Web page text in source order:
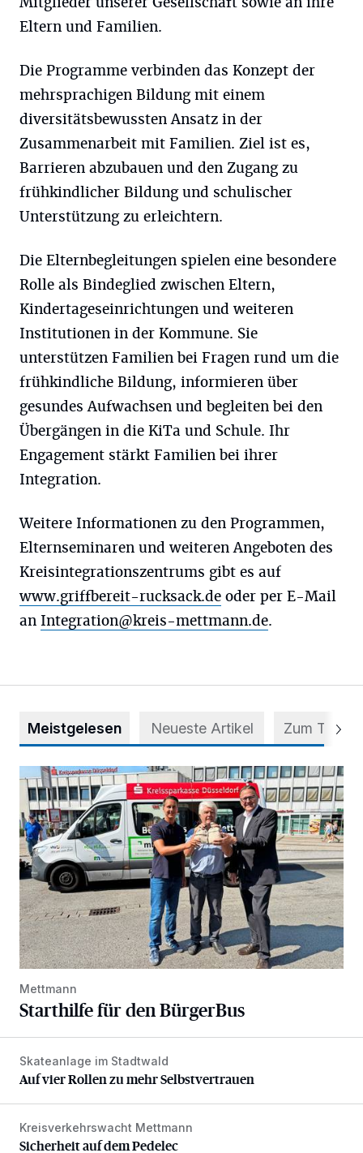
Eltern und Familien.
Die Programme verbinden das Konzept der
mehrsprachigen Bildung mit einem
diversitätsbewussten Ansatz in der
Zusammenarbeit mit Familien. Ziel ist es,
Barrieren abzubauen und den Zugang zu
frühkindlicher Bildung und schulischer
Unterstützung zu erleichtern.
Die Elternbegleitungen spielen eine besondere
Rolle als Bindeglied zwischen Eltern,
Kindertageseinrichtungen und weiteren
Institutionen in der Kommune. Sie
unterstützen Familien bei Fragen rund um die
frühkindliche Bildung, informieren über
gesundes Aufwachsen und begleiten bei den
Übergängen in die KiTa und Schule. Ihr
Engagement stärkt Familien bei ihrer
Integration.
Weitere Informationen zu den Programmen,
Elternseminaren und weiteren Angeboten des
Kreisintegrationszentrums gibt es auf
www.griffbereit-rucksack.de oder per E-Mail
an Integration@kreis-mettmann.de.
Meistgelesen Neueste Artikel Zum Thema
Starthilfe für den BürgerBus
Mettmann
Starthilfe für den BürgerBus
Auf vier Rollen zu mehr Selbstvertrauen
Skateanlage im Stadtwald
Auf vier Rollen zu mehr Selbstvertrauen
Sicherheit auf dem Pedelec
Kreisverkehrswacht Mettmann
Sicherheit auf dem Pedelec